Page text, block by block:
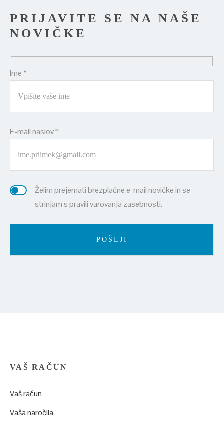
PRIJAVITE SE NA NAŠE
NOVIČKE
Ime *
E-mail naslov *
Želim prejemati brezplačne e-mail novičke in se
strinjam s pravili varovanja zasebnosti.
VAŠ RAČUN
Vaš račun
Vaša naročila